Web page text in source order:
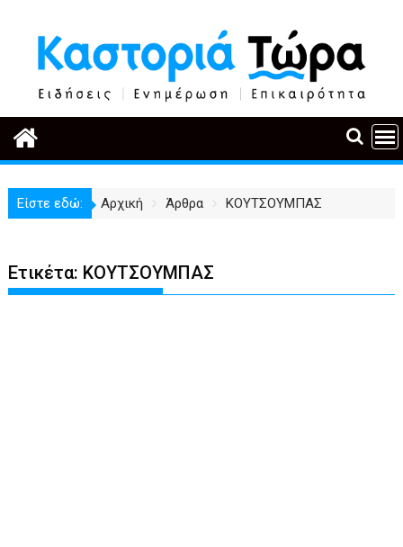
περιεχόμενο
Είστε εδώ: Αρχική Άρθρα ΚΟΥΤΣΟΥΜΠΑΣ
Ετικέτα: ΚΟΥΤΣΟΥΜΠΑΣ